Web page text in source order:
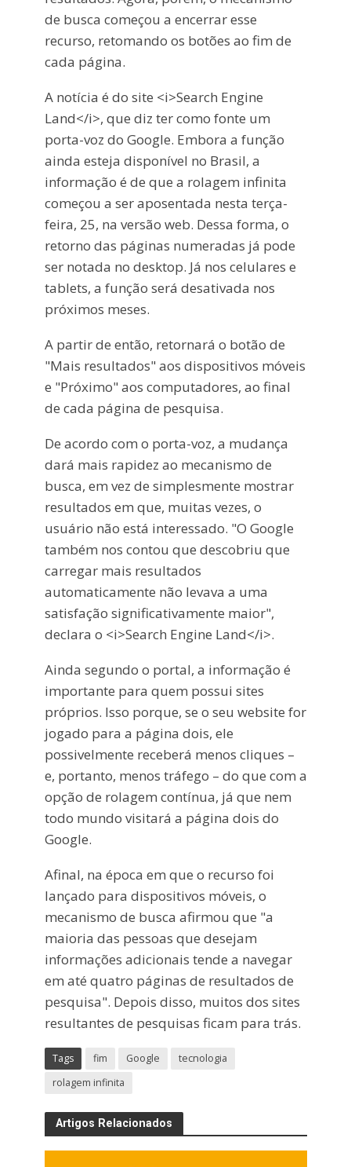
de busca começou a encerrar esse
recurso, retomando os botões ao fim de
cada página.
A notícia é do site <i>Search Engine
Land</i>, que diz ter como fonte um
porta-voz do Google. Embora a função
ainda esteja disponível no Brasil, a
informação é de que a rolagem infinita
começou a ser aposentada nesta terça-
feira, 25, na versão web. Dessa forma, o
retorno das páginas numeradas já pode
ser notada no desktop. Já nos celulares e
tablets, a função será desativada nos
próximos meses.
A partir de então, retornará o botão de
"Mais resultados" aos dispositivos móveis
e "Próximo" aos computadores, ao final
de cada página de pesquisa.
De acordo com o porta-voz, a mudança
dará mais rapidez ao mecanismo de
busca, em vez de simplesmente mostrar
resultados em que, muitas vezes, o
usuário não está interessado. "O Google
também nos contou que descobriu que
carregar mais resultados
automaticamente não levava a uma
satisfação significativamente maior",
declara o <i>Search Engine Land</i>.
Ainda segundo o portal, a informação é
importante para quem possui sites
próprios. Isso porque, se o seu website for
jogado para a página dois, ele
possivelmente receberá menos cliques –
e, portanto, menos tráfego – do que com a
opção de rolagem contínua, já que nem
todo mundo visitará a página dois do
Google.
Afinal, na época em que o recurso foi
lançado para dispositivos móveis, o
mecanismo de busca afirmou que "a
maioria das pessoas que desejam
informações adicionais tende a navegar
em até quatro páginas de resultados de
pesquisa". Depois disso, muitos dos sites
resultantes de pesquisas ficam para trás.
Tags fim Google
tecnologia
rolagem infinita
Artigos Relacionados